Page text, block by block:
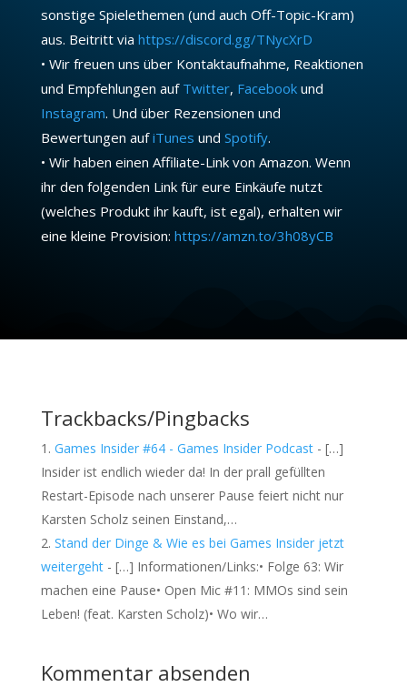
sonstige Spielethemen (und auch Off-Topic-Kram)
aus. Beitritt via https://discord.gg/TNycXrD
• Wir freuen uns über Kontaktaufnahme, Reaktionen
und Empfehlungen auf Twitter, Facebookund
Instagram. Und über Rezensionen und
Bewertungen aufiTunes und Spotify.
• Wir haben einen Affiliate-Link von Amazon. Wenn
ihr den folgenden Link für eure Einkäufe nutzt
(welches Produkt ihr kauft, ist egal), erhalten wir
eine kleine Provision: https://amzn.to/3h08yCB
Trackbacks/Pingbacks
Games Insider #64 - Games Insider Podcast- […]
Insider ist endlich wieder da! In der prall gefüllten
Restart-Episode nach unserer Pause feiert nicht nur
Karsten Scholz seinen Einstand,…
Stand der Dinge & Wie es bei Games Insider jetzt
weitergeht- […] Informationen/Links:• Folge 63: Wir
machen eine Pause• Open Mic #11: MMOs sind sein
Leben! (feat. Karsten Scholz)• Wo wir…
Kommentar absenden